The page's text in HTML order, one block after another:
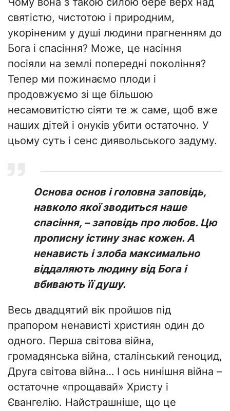
святістю, чистотою і природним,
укоріненим у душі людини прагненням до
Бога і спасіння? Може, це насіння
посіяли на землі попередні покоління?
Тепер ми пожинаємо плоди і
продовжуємо зі ще більшою
несамовитістю сіяти те ж саме, щоб вже
наших дітей і онуків убити остаточно. У
цьому суть і сенс диявольського задуму.
Основа основ і головна заповідь,
навколо якої зводиться наше
спасіння, – заповідь про любов. Цю
прописну істину знає кожен. А
ненависть і злоба максимально
віддаляють людину від Бога і
вбивають її душу.
Весь двадцятий вік пройшов під
прапором ненависті християн один до
одного. Перша світова війна,
громадянська війна, сталінський геноцид,
Друга світова війна… І ось нинішня війна –
остаточне «прощавай» Христу і
Євангелію. Найстрашніше, що це